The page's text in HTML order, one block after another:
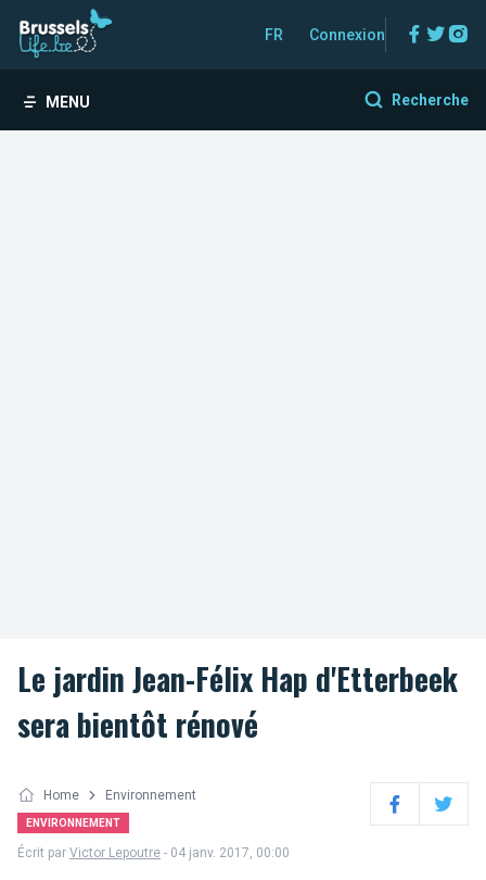
FR Connexion
MENU Recherche
Le jardin Jean-Félix Hap d'Etterbeek
sera bientôt rénové
Home Environnement
ENVIRONNEMENT FacebookTwitter
Écrit par Victor Lepoutre - 04 janv. 2017, 00:00